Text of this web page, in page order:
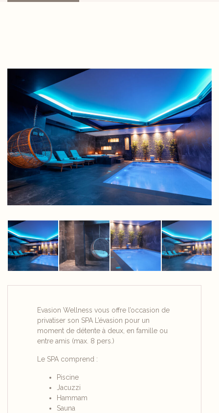
Evasion Wellness vous offre l’occasion de
privatiser son SPA L’évasion pour un
moment de détente à deux, en famille ou
entre amis (max. 8 pers.)
Le SPA comprend :
Piscine
Jacuzzi
Hammam
Sauna